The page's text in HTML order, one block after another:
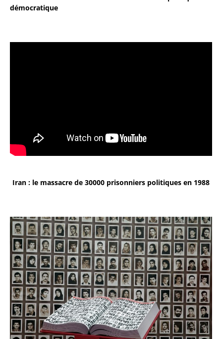
démocratique
Iran : le massacre de 30000 prisonniers politiques en 1988